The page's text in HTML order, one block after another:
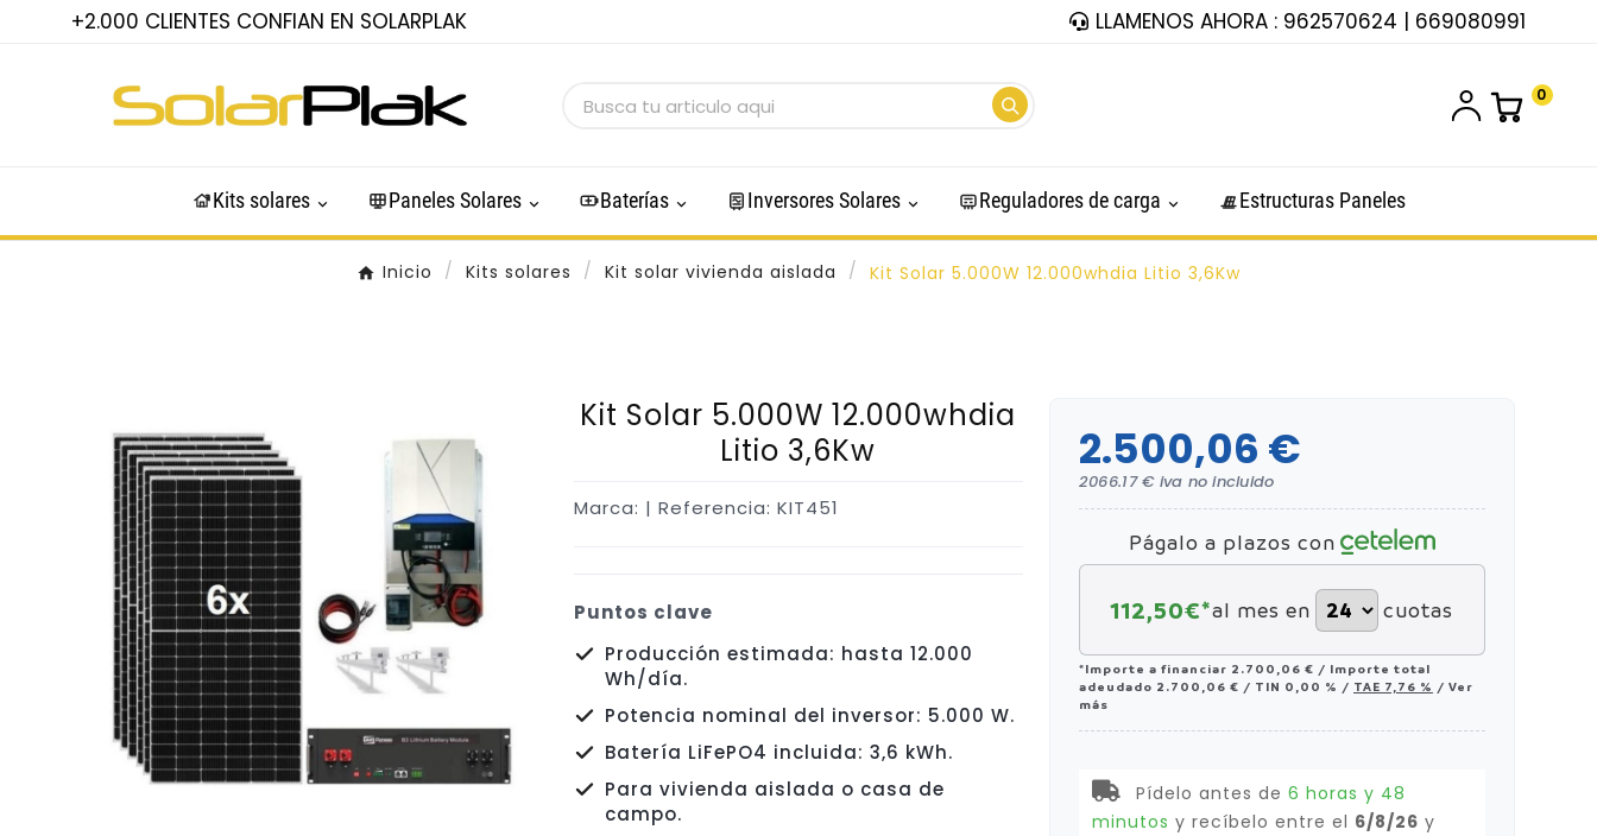
+2.000 CLIENTES CONFIAN EN SOLARPLAK LLAMENOS AHORA : 962570624 | 669080991
0
Kits solares Paneles Solares Baterías Inversores Solares Reguladores de carga Estructuras Paneles
Inicio Kits solares Kit solar vivienda aislada Kit Solar 5.000W 12.000whdia Litio 3,6Kw
Kit Solar 5.000W 12.000whdia
Litio 3,6Kw
Marca: | Referencia: KIT451
Puntos clave
Producción estimada: hasta 12.000
Wh/día.
Potencia nominal del inversor: 5.000 W.
Batería LiFePO4 incluida: 3,6 kWh.
Para vivienda aislada o casa de
campo.
2.500,06 €
2066.17 € iva no incluido
Págalo a plazos con
112,50€*al mes en cuotas
*Importe a financiar 2.700,06 € / Importe total
adeudado 2.700,06 € / TIN 0,00 % / TAE 7,76 % / Ver
más
Pídelo antes de 6 horas y 48
minutos y recíbelo entre el 6/8/26 y